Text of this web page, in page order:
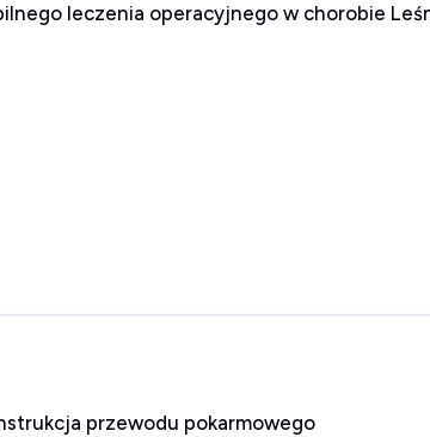
leczenia operacyjnego w chorobie
przewodu pokarmowego